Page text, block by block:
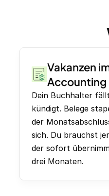
Vakanzen
Accounting
Dein Buchhalter
kündigt. Belege
der
sich. Du brauchst
der sofort
drei Monaten.